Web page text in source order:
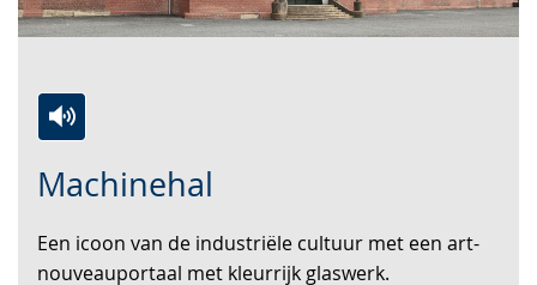
Machinehal
Leichten
wechseln.
Audio-
Video
Deutscher
Gebärdensprache
Een icoon van de industriële cultuur met een art-
nouveauportaal met kleurrijk glaswerk.